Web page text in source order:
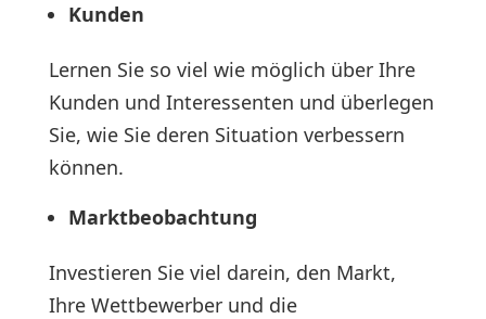
Kunden
Lernen Sie so viel wie möglich über Ihre
Kunden und Interessenten und überlegen
Sie, wie Sie deren Situation verbessern
können.
Marktbeobachtung
Investieren Sie viel darein, den Markt,
Ihre Wettbewerber und die